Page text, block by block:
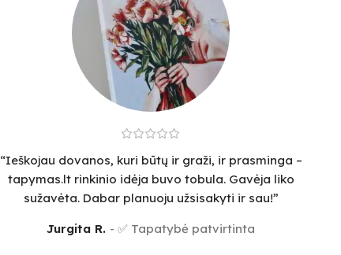
“Ieškojau dovanos, kuri būtų ir graži, ir prasminga –
tapymas.lt rinkinio idėja buvo tobula. Gavėja liko
sužavėta. Dabar planuoju užsisakyti ir sau!”
Jurgita R. ✅ Tapatybė patvirtinta